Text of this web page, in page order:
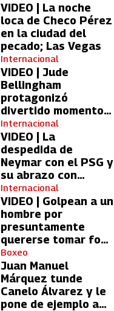
VIDEO | La noche
loca de Checo Pérez
en la ciudad del
pecado; Las Vegas
Internacional
VIDEO | Jude
Bellingham
protagonizó
divertido momento
con aficionada del
Real Madrid
Internacional
VIDEO | La
despedida de
Neymar con el PSG y
su abrazo con
Kylian Mbappé
Internacional
VIDEO | Golpean a un
hombre por
presuntamente
quererse tomar foto
con Lionel Messi
Boxeo
Juan Manuel
Márquez tunde
Canelo Álvarez y le
pone de ejemplo a